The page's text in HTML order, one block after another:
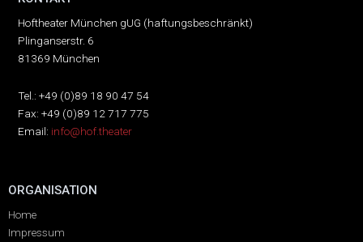
Hoftheater München gUG (haftungsbeschränkt)
Plinganserstr. 6
81369 München
Tel.: +49 (0)89 18 90 47 54
Fax: +49 (0)89 12 717 775
Email: info@hof.theater
ORGANISATION
Home
Impressum